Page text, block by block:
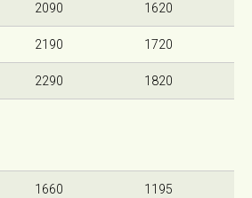
2090 1620
2190 1720
2290 1820
1660 1195